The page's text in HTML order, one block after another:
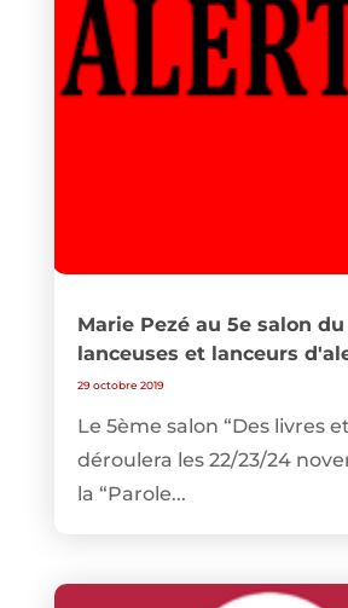
Marie Pezé au 5e salon
lanceuses et lanceurs
29 octobre 2019
Le 5ème salon “Des livres
déroulera les 22/23/24
la “Parole...